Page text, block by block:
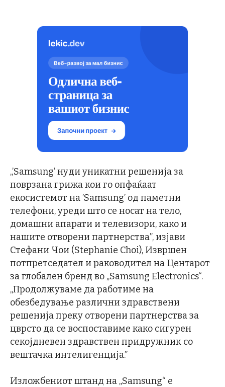
„’Samsung’ нуди уникатни решенија за
поврзана грижа кои го опфаќаат
екосистемот на ’Samsung’ од паметни
телефони, уреди што се носат на тело,
домашни апарати и телевизори, како и
нашите отворени партнерства”, изјави
Стефани Чои (Stephanie Choi), Извршен
потпретседател и раководител на Центарот
за глобален бренд во „Samsung Electronics“.
„Продолжуваме да работиме на
обезбедување различни здравствени
решенија преку отворени партнерства за
цврсто да се воспоставиме како сигурен
секојдневен здравствен придружник со
вештачка интелигенција.”
Изложбениот штанд на „Samsung“ е